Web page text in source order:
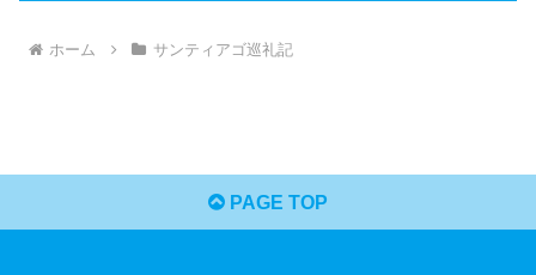
ホーム サンティアゴ巡礼記
PAGE TOP